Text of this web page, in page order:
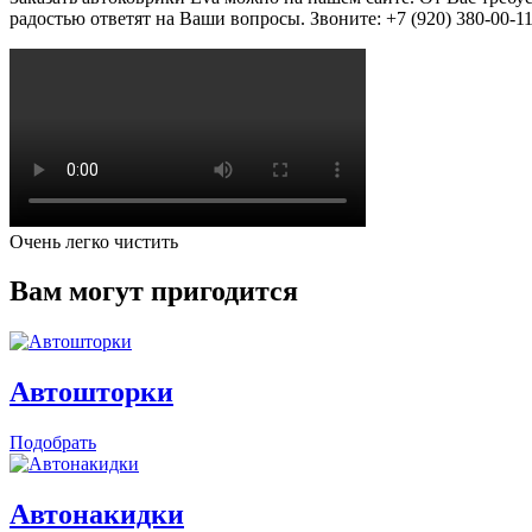
радостью ответят на Ваши вопросы. Звоните: +7 (920) 380-00-
Очень легко чистить
Вам могут пригодится
Автошторки
Подобрать
Автонакидки